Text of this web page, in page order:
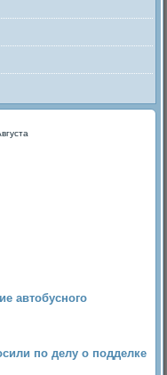
автобусного
по делу о подделке